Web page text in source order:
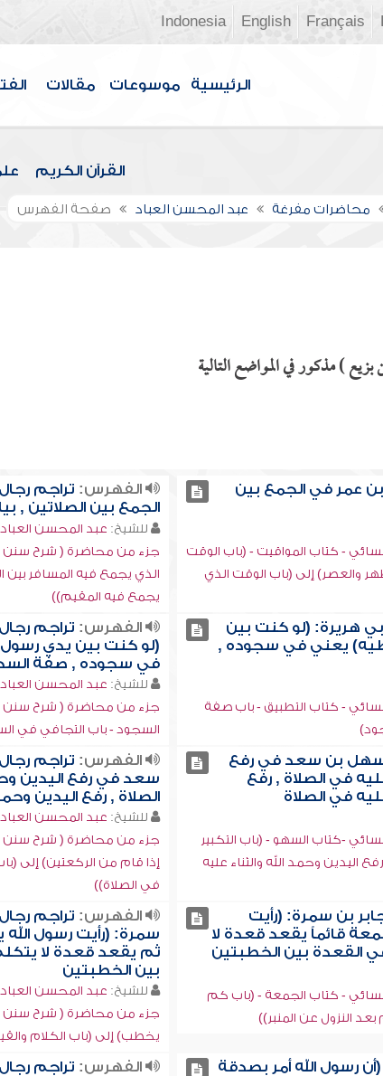
Français
English
Indonesia
الرئيسية موسوعات مقالات
القرآن الكريم
محاضرات مفرغة عبد المحسن العباد صفحة الفهرس
) مذكور في المواضع التالية
عمر في الجمع بين
- كتاب المواقيت - (باب الوقت
والعصر) إلى (باب الوقت الذي
الفهرس: تراجم
الجمع بين الصلاتين ,
للشيخ: عبد المحسن العباد
جزء من محاضرة ( شرح سنن
الذي يجمع فيه المسافر بين
يجمع فيه المقيم))
هريرة: (لو كنت بين
يعني في سجوده ,
- كتاب التطبيق - باب صفة
الفهرس: تراجم
(لو كنت بين يدي رسول
في سجوده , صفة
للشيخ: عبد المحسن العباد
جزء من محاضرة ( شرح سنن
السجود - باب التجافي في
بن سعد في رفع
في الصلاة , رفع
في الصلاة
-كتاب السهو - (باب التكبير
اليدين وحمد الله والثناء عليه
الفهرس: تراجم
سعد في رفع اليدين
الصلاة , رفع اليدين
للشيخ: عبد المحسن العباد
جزء من محاضرة ( شرح سنن
إذا قام من الركعتين) إلى
في الصلاة))
بن سمرة: (رأيت
قائماً يقعد قعدة لا
القعدة بين الخطبتين
- كتاب الجمعة - (باب كم
النزول عن المنبر))
الفهرس: تراجم
سمرة: (رأيت رسول
ثم يقعد قعدة لا
بين الخطبتين
للشيخ: عبد المحسن العباد
جزء من محاضرة ( شرح سنن
يخطب) إلى (باب الكلام
رسول الله أمر بصدقة
الفهرس: تراجم